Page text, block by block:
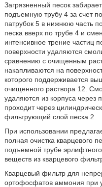
Загрязненный песок
подъемную трубу 4 за счет
патрубок 5 в нижнюю часть
песка вверх по трубе 4 и
интенсивное трение частиц
поверхности удаляются
сравнению с очищенным
накапливаются на
которого поддерживается
очищенного раствора 12.
удаляются из корпуса
проходит через
фильтрующий слой песка 2.
При использовании
полная очистка кварцевого
подъемной трубе
веществ из кварцевого
Кварцевый фильтр для
ортофосфатов аммония при